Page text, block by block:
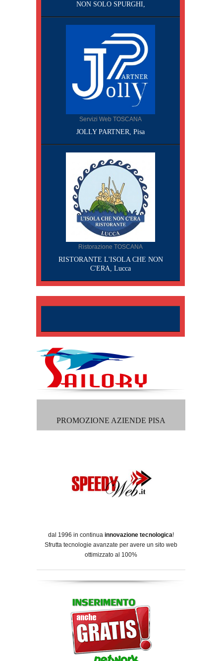
NON SOLO SPURGHI,
Servizi Web TOSCANA
JOLLY PARTNER, Pisa
Ristorazione TOSCANA
RISTORANTE L'ISOLA CHE NON
C'ERA, Lucca
PROMOZIONE AZIENDE PISA
dal 1996 in continua innovazione tecnologica!
Sfrutta tecnologie avanzate per avere un sito web
ottimizzato al 100%